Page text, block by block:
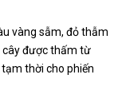
vàng sẫm, đỏ thẫm
cây được thấm từ
thời cho phiến